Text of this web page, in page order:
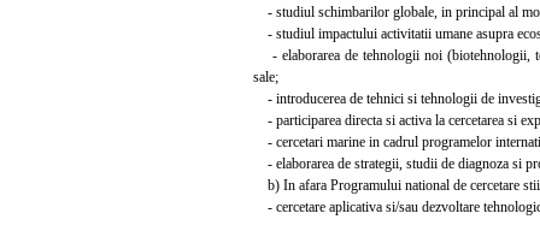
- studiul schimbarilor globale, in principal al
- studiul impactului activitatii umane asupra
- elaborarea de tehnologii noi (biotehnologii,
sale;
- introducerea de tehnici si tehnologii de
- participarea directa si activa la cercetarea si
- cercetari marine in cadrul programelor
- elaborarea de strategii, studii de diagnoza si
b) In afara Programului national de cercetare
- cercetare aplicativa si/sau dezvoltare